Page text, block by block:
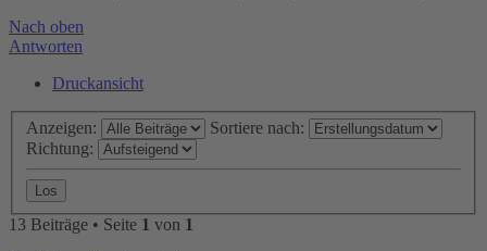
Nach oben
Antworten
Druckansicht
Anzeigen:
Sortiere nach:
Richtung:
13 Beiträge • Seite 1 von 1